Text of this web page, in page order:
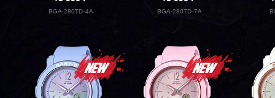
BGA-280TD-4A BGA-280TD-7A